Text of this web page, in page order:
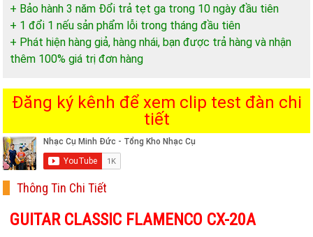
+ Bảo hành 3 năm Đổi trả tẹt ga trong 10 ngày đầu tiên
+ 1 đổi 1 nếu sản phẩm lỗi trong tháng đầu tiên
+ Phát hiện hàng giả, hàng nhái, bạn được trả hàng và nhận
thêm 100% giá trị đơn hàng
Đăng ký kênh để xem clip test đàn chi
tiết
Thông Tin Chi Tiết
GUITAR CLASSIC FLAMENCO CX-20A